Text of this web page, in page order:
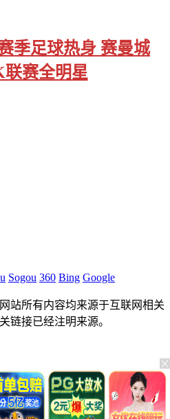
季足球热身 赛曼城
联赛全明星
Sogou 360 Bing Google
站所有内容均来源于互联网相关
链接已经注明来源。